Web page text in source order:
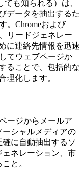
ても知られる）は、
データを抽出するた
。Chromeおよび
リードジェネレー
に連絡先情報を迅速
てウェブページか
ることで、包括的な
理化します。
ージからメールア
ーシャルメディアの
に自動抽出するソ
ェネレーション、市
と。